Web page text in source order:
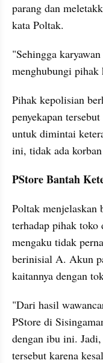
parang dan
kata Poltak.
"Sehingga
menghubungi pihak
Pihak kepolisian
penyekapan
untuk dimintai
ini, tidak ada
PStore Bantah
Poltak menjelaskan
terhadap pihak toko
mengaku tidak
berinisial A. Akun
kaitannya dengan
"Dari hasil
PStore di
dengan ibu ini.
tersebut karena